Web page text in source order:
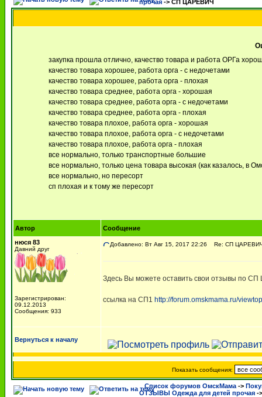
прочая -> СП ЦАРЕВИЧ
закупка прошла отлично, качество товара и работа ОРГа
качество товара хорошее, работа орга - с недочетами
качество товара хорошее, работа орга - плохая
качество товара среднее, работа орга - хорошая
качество товара среднее, работа орга - с недочетами
качество товара среднее, работа орга - плохая
качество товара плохое, работа орга - хорошая
качество товара плохое, работа орга - с недочетами
качество товара плохое, работа орга - плохая
все нормально, только транспортные большие
все нормально, только цена товара высокая (как казалось, в
все нормально, но пересорт
сп плохая и к тому же пересорт
Автор
Сообщение
нюся 83
Давний друг
Зарегистрирован:
09.12.2013
Сообщения: 933
Добавлено: Вт Авг 15, 2017 22:26 Re: СП
Здесь Вы можете оставить свои отзывы по
ссылка на СП1 http://forum.omskmama.ru/
Вернуться к началу
Показать сообщения:
Список форумов ОмскМама ->
ОТЗЫВЫ Одежда для детей прочая -